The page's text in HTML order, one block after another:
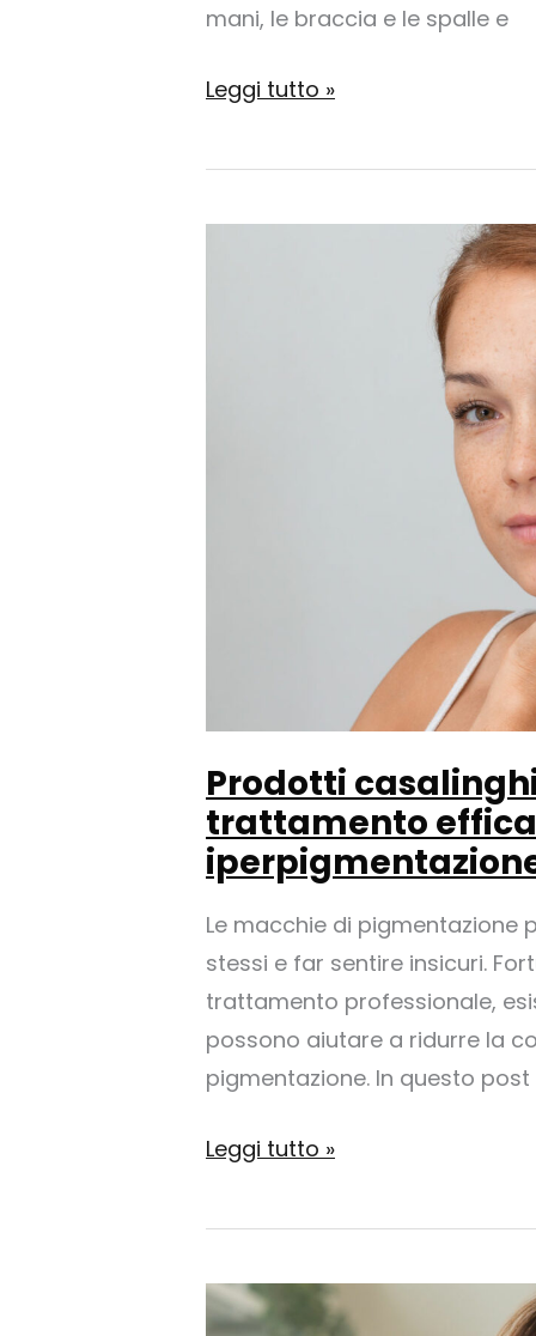
mani, le braccia e le spalle e
Macchie
vecchiaia:
Leggi tutto »
Prodotti
trattamento
Le macchie di
stessi e far sentire insicuri.
trattamento professionale,
possono aiutare a ridurre la
pigmentazione. In questo post
Prodotti
naturali
il
Leggi tutto »